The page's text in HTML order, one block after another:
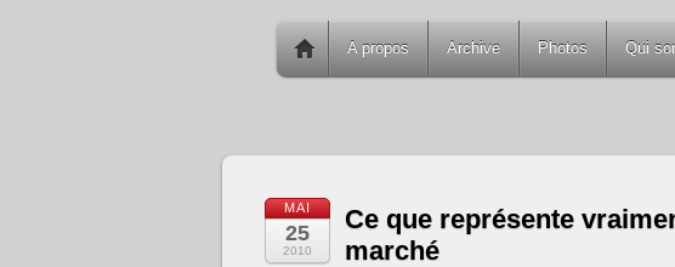
A propos Archive Photos Qui
MAI
25
2010
Ce que représente
marché